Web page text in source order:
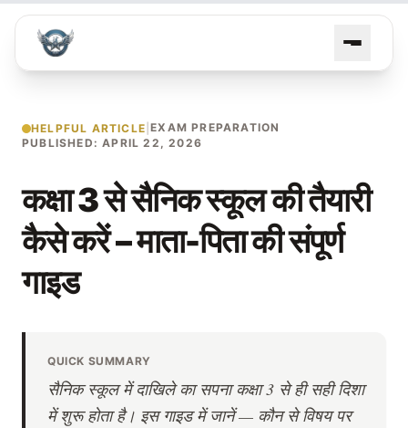
HELPFUL ARTICLE |EXAM PREPARATION
PUBLISHED: APRIL 22, 2026
कक्षा 3 से सैनिक स्कूल की तैयारी
कैसे करें – माता-पिता की संपूर्ण
गाइड
QUICK SUMMARY
सैनिक स्कूल में दाखिले का सपना कक्षा 3 से ही सही दिशा
में शुरू होता है। इस गाइड में जानें — कौन से विषय पर